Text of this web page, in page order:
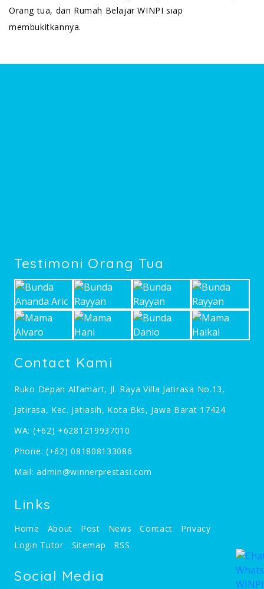
Orang tua, dan Rumah Belajar WINPI siap
membukitkannya.
Testimoni Orang Tua
Contact Kami
Ruko Depan Alfamart, Jl. Raya Villa Jatirasa No.13,
Jatirasa, Kec. Jatiasih, Kota Bks, Jawa Barat 17424
WA: (+62) +6281219937010
Phone: (+62) 081808133086
Mail:admin@winnerprestasi.com
Links
Home About Post News Contact
Privacy
Login Tutor
Sitemap RSS
Social Media